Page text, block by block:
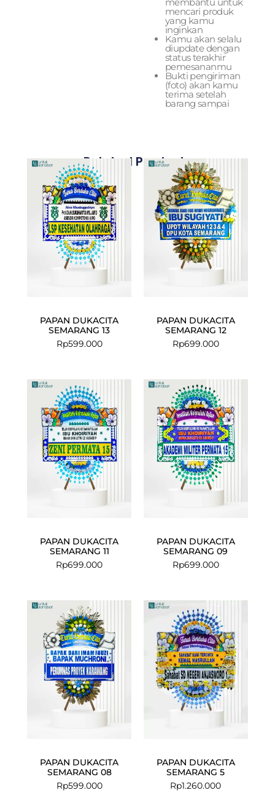
mencari produk
yang kamu
inginkan
Kamu akan selalu
diupdate dengan
status terakhir
pemesananmu
Bukti pengiriman
(foto) akan kamu
terima setelah
barang sampai
Related Products
PAPAN DUKACITA
SEMARANG 13
Rp599.000
PAPAN DUKACITA
SEMARANG 12
Rp699.000
PAPAN DUKACITA
SEMARANG 11
Rp699.000
PAPAN DUKACITA
SEMARANG 09
Rp699.000
PAPAN DUKACITA
SEMARANG 08
Rp599.000
PAPAN DUKACITA
SEMARANG 5
Rp1.260.000